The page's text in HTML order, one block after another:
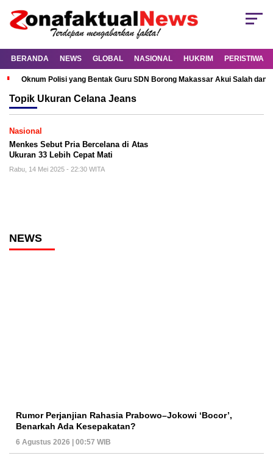
BERANDA NEWS GLOBAL NASIONAL HUKRIM PERISTIWA
Oknum Polisi yang Bentak Guru SDN Borong Makassar Akui Salah dan
Topik Ukuran Celana Jeans
Nasional
Menkes Sebut Pria Bercelana di Atas
Ukuran 33 Lebih Cepat Mati
Rabu, 14 Mei 2025 - 22:30 WITA
NEWS
Rumor Perjanjian Rahasia Prabowo–Jokowi ‘Bocor’,
Benarkah Ada Kesepakatan?
6 Agustus 2026 | 00:57 WIB